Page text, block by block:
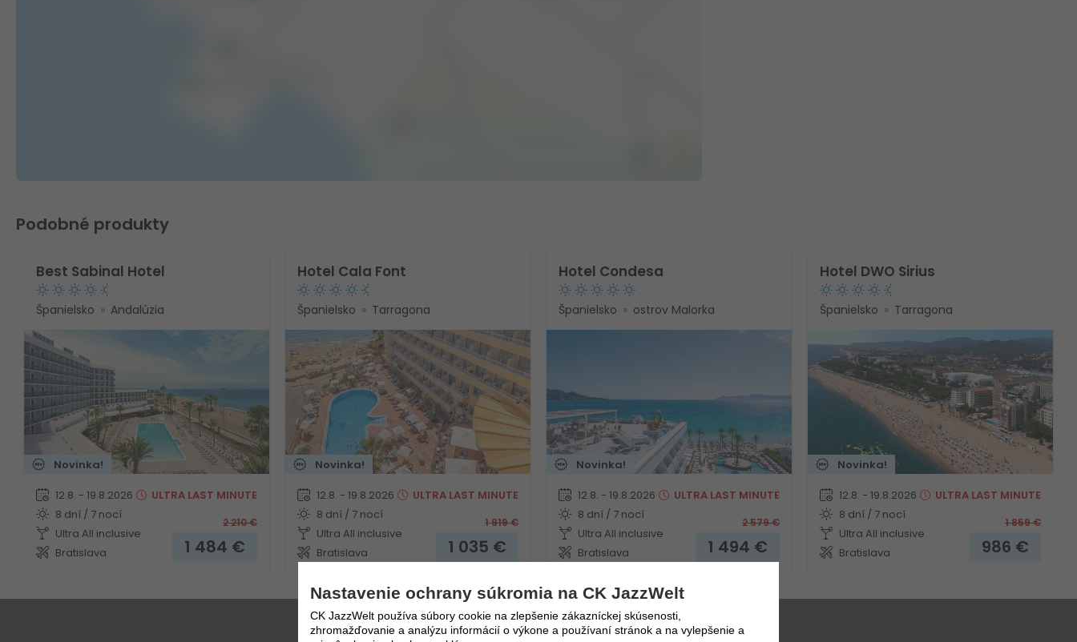
Podobné produkty
Best Sabinal Hotel
Španielsko Andalúzia
Novinka!
12.8. - 19.8.2026
8 dní / 7 nocí
Ultra All inclusive
Bratislava
ULTRA LAST MINUTE
2 210€
1 484 €
Hotel Cala Font
Španielsko Tarragona
Novinka!
12.8. - 19.8.2026
8 dní / 7 nocí
Ultra All inclusive
Bratislava
ULTRA LAST MINUTE
1 919€
1 035 €
Hotel Condesa
Španielsko ostrov Malorka
Novinka!
12.8. - 19.8.2026
8 dní / 7 nocí
Ultra All inclusive
Bratislava
ULTRA LAST MINUTE
2 579€
1 494 €
Hotel DWO Sirius
Španielsko Tarragona
Novinka!
12.8. - 19.8.2026
8 dní / 7 nocí
Ultra All inclusive
Bratislava
ULTRA LAST MINUTE
1 859€
986 €
Nastavenie ochrany súkromia na CK JazzWelt
CK JazzWelt používa súbory cookie na zlepšenie zákazníckej skúsenosti,
zhromažďovanie a analýzu informácií o výkone a používaní stránok a na vylepšenie a